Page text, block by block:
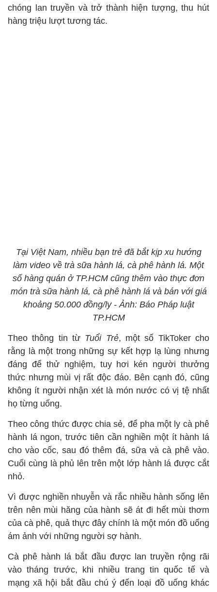
chóng lan truyền và trở thành hiện tượng, thu hút
hàng triệu lượt tương tác.
Tại Việt Nam, nhiều bạn trẻ đã bắt kịp xu hướng
làm video về trà sữa hành lá, cà phê hành lá. Một
số hàng quán ở TP.HCM cũng thêm vào thực đơn
món trà sữa hành lá, cà phê hành lá và bán với giá
khoảng 50.000 đồng/ly - Ảnh: Báo Pháp luật
TP.HCM
Theo thông tin từ Tuổi Trẻ, một số TikToker cho
rằng là một trong những sự kết hợp lạ lùng nhưng
đáng để thử nghiệm, tuy hơi kén người thưởng
thức nhưng mùi vị rất độc đáo. Bên cạnh đó, cũng
không ít người nhận xét là món nước có vị tệ nhất
họ từng uống.
Theo công thức được chia sẻ, để pha một ly cà phê
hành lá ngon, trước tiên cần nghiền một ít hành lá
cho vào cốc, sau đó thêm đá, sữa và cà phê vào.
Cuối cùng là phủ lên trên một lớp hành lá được cắt
nhỏ.
Vì được nghiền nhuyễn và rắc nhiều hành sống lên
trên nên mùi hăng của hành sẽ át đi hết mùi thơm
của cà phê, quả thực đây chính là một món đồ uống
ám ảnh với những người sợ hành.
Cà phê hành lá bắt đầu được lan truyền rộng rãi
vào tháng trước, khi nhiều trang tin quốc tế và
mạng xã hội bắt đầu chú ý đến loại đồ uống khác